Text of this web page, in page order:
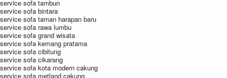
service sofa tambun
service sofa bintara
service sofa taman harapan baru
service sofa rawa lumbu
service sofa grand wisata
service sofa kemang pratama
service sofa cibitung
service sofa cikarang
service sofa kota modern cakung
service sofa metland cakung